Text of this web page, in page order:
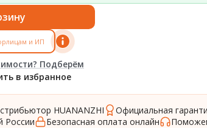
и ИП
Подберём
в избранное
HUANANZHI
Официальная
России
Безопасная оплата онлайн